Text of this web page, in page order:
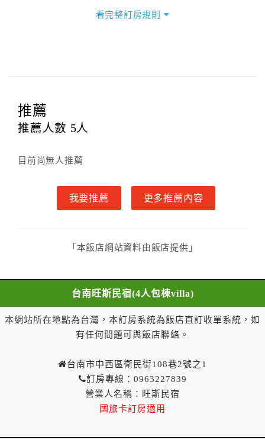
量及房價，並應依第一條約定通知甲方，且非經甲方同
甲方入住及退房之時間依飯店現場規定。但甲、乙
雙方另有約定者，從其約定。第五條（付款方式）
式。
房費30%為定金
第七條（甲方解約時定金之退還）
準返還已繳之定金金額：
二、甲方解約通知於預定住宿日前第十日至第十三日到
三、甲方解約通知於預定住宿日前第七日至第九日到達
者，得請求乙方退還已付定金百分之五十。
者，得請求乙方退還已付定金百分之四十。
五、甲方解約通知於預定住宿日前第二日至第三日到達
者，得請求乙方退還已付定金百分之三十。
六、甲方解約通知於預定住宿日前第一日到達者，得請
七、甲方解約通知於預定住宿日當日到達或未為解約通
看完整訂房規則
推薦
推薦人數 5人
目前尚無人推薦
我要推薦 更多推薦內容
「本飯店網站資料由飯店提供」
台南旺斯民宿(4人包棟villa)
本網站所在地點為台灣，本訂房系統為飯店直訂收單系統，如
有任何問題可與飯店聯絡。
台南市中西區衛民街108巷2號之1
訂房專線：0963227839
營業人名稱：旺斯民宿
國旅卡訂房適用